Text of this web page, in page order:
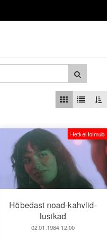
Hõbedast noad-kahvlid-
lusikad
02.01.1984 12:00
Hetkel toimub